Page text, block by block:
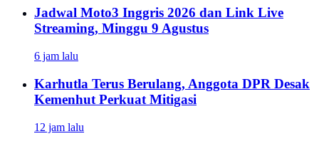
Jadwal Moto3 Inggris 2026 dan Link Live
Streaming, Minggu 9 Agustus
6 jam lalu
Karhutla Terus Berulang, Anggota DPR Desak
Kemenhut Perkuat Mitigasi
12 jam lalu